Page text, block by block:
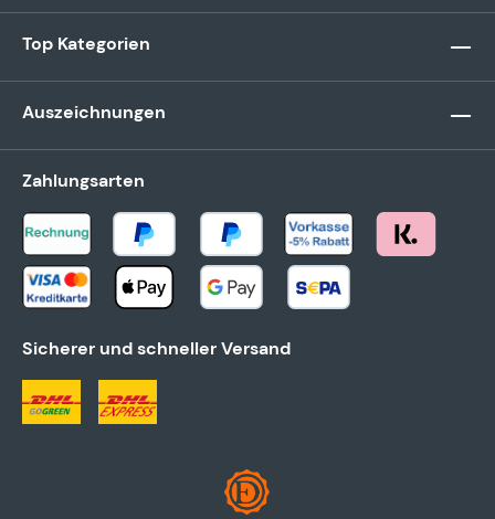
Top Kategorien
Auszeichnungen
Zahlungsarten
Sicherer und schneller Versand